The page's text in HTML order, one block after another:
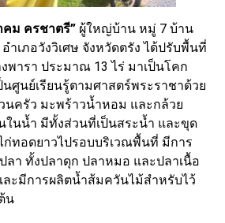
คม ครชาตรี” ผู้ใหญ่บ้าน หมู่ 7 บ้าน
ำเภอวังวิเศษ จังหวัดตรัง ได้ปรับพื้นที่
พารา ประมาณ 13 ไร่ มาเป็นโคก
ศูนย์เรียนรู้ตามศาสตร์พระราชาด้วย
ครัว มะพร้าวน้ำหอม และกล้วย
นน้ำ มีทั้งส่วนที่เป็นสระน้ำ และขุด
ทอดยาวไปรอบบริเวณพื้นที่ มีการ
ลา ทั้งปลาดุก ปลาหมอ และปลาเนื้อ
ละมีการผลิตน้ำส้มควันไม้สำหรับไว้
น